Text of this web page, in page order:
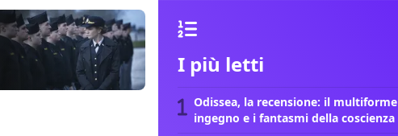
I più letti
Odissea, la recensione: il multiforme
ingegno e i fantasmi della coscienza